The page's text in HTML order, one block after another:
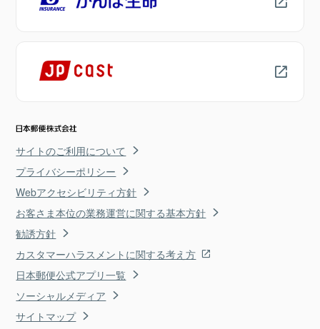
サイトのご利用について
プライバシーポリシー
Webアクセシビリティ方針
お客さま本位の業務運営に関する基本方針
勧誘方針
カスタマーハラスメントに関する考え方
日本郵便公式アプリ一覧
ソーシャルメディア
サイトマップ